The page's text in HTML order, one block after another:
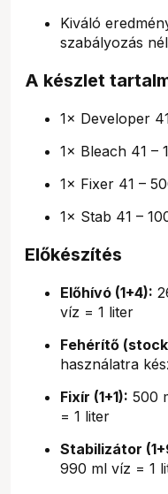
Kiváló
szabályozás
A készlet
1× Developer
1× Bleach 41 –
1× Fixer 41 –
1× Stab 41 –
Előkészítés
Előhívó (1+4):
víz = 1 liter
Fehérítő
használatra
Fixír (1+1): 500
= 1 liter
Stabilizátor
990 ml víz = 1